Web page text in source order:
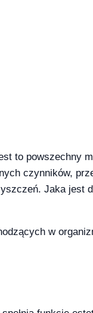
to powszechny
czynników,
Jaka jest
w